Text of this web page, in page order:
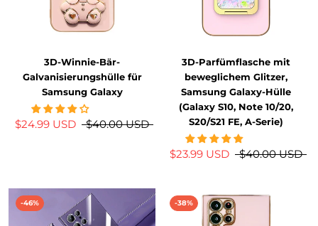
3D-Winnie-Bär-
Galvanisierungshülle für
Samsung Galaxy
$24.99 USD $40.00 USD
3D-Parfümflasche mit
beweglichem Glitzer,
Samsung Galaxy-Hülle
(Galaxy S10, Note 10/20,
S20/S21 FE, A-Serie)
$23.99 USD $40.00 USD
-46% -38%